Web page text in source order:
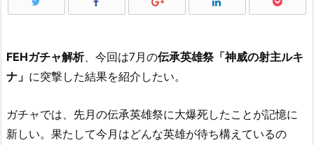
FEHガチャ解析、今回は7月の伝承英雄祭「神威の射主ルキ
ナ」 に突撃した結果を紹介したい。
ガチャでは、先月の伝承英雄祭に大爆死したことが記憶に
新しい。果たして今月はどんな英雄が待ち構えているの